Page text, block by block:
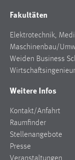
Fakultäten
Elektrotechnik,
Maschinenbau/
Weiden Business
Weitere Infos
Kontakt/Anfahrt
Raumfinder
Stellenangebote
Presse
Vimeo